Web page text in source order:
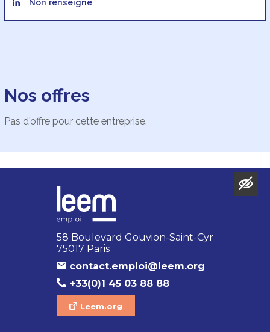
Nos offres
Pas d'offre pour cette entreprise.
58 Boulevard Gouvion-Saint-Cyr
75017 Paris
contact.emploi@leem.org
+33(0)1 45 03 88 88
Leem.org